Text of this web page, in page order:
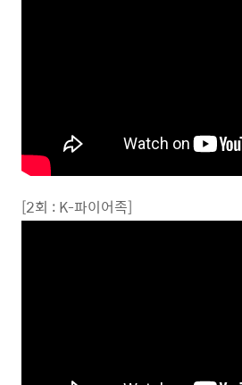
[2회 : K-파이어족]